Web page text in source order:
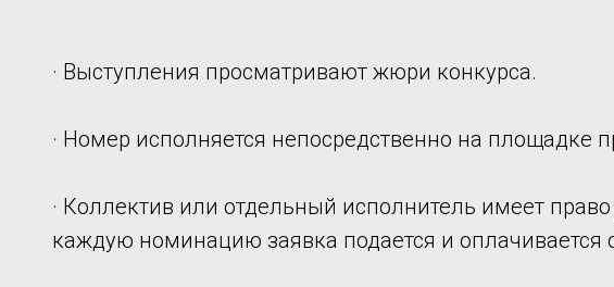
· Выступления просматривают жюри конкурса.
· Номер исполняется непосредственно на площадке
· Коллектив или отдельный исполнитель имеет
каждую номинацию заявка подается и оплачивается